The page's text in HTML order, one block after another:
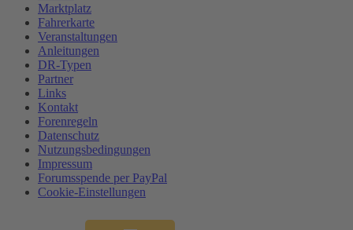
Marktplatz
Fahrerkarte
Veranstaltungen
Anleitungen
DR-Typen
Partner
Links
Kontakt
Forenregeln
Datenschutz
Nutzungsbedingungen
Impressum
Forumsspende per PayPal
Cookie-Einstellungen